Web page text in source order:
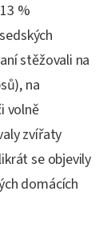
%
stěžovali na
na
volně
zvířaty
se objevily
domácích